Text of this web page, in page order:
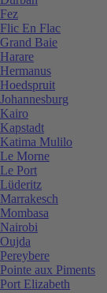
Fez
Flic En Flac
Grand Baie
Harare
Hermanus
Hoedspruit
Johannesburg
Kairo
Kapstadt
Katima Mulilo
Le Morne
Le Port
Lüderitz
Marrakesch
Mombasa
Nairobi
Oujda
Pereybere
Pointe aux Piments
Port Elizabeth